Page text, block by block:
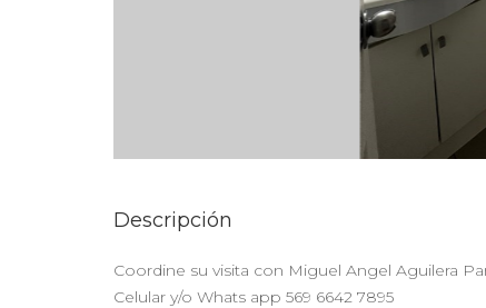
Descripción
Coordine su visita con Miguel Angel Aguilera
Celular y/o Whats app 569 6642 7895